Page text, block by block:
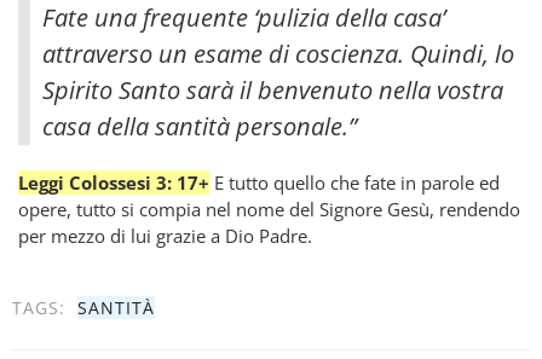
Fate una frequente ‘pulizia della casa’
attraverso un esame di coscienza. Quindi, lo
Spirito Santo sarà il benvenuto nella vostra
casa della santità personale.”
Leggi Colossesi 3: 17+ E tutto quello che fate in parole ed
opere, tutto si compia nel nome del Signore Gesù, rendendo
per mezzo di lui grazie a Dio Padre.
TAGS: SANTITÀ